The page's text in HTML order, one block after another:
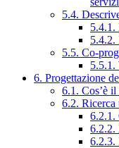
5.4.
5.4.1.
5.4.2.
5.5. Co-
5.5.1.
6. Progettazione
6.1. Cos’è
6.2. Ricerca
6.2.1.
6.2.2.
6.2.3.